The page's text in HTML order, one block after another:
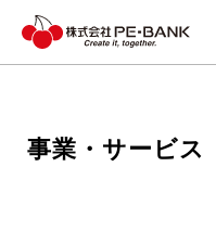
TOP
事業・サービス